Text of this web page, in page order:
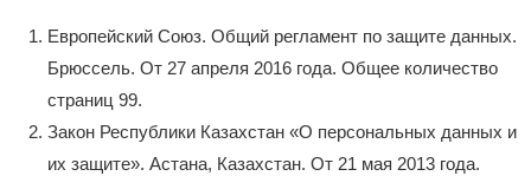
Европейский Союз. Общий регламент по защите данных.
Брюссель. От 27 апреля 2016 года. Общее количество
страниц 99.
Закон Республики Казахстан «О персональных данных и
их защите». Астана, Казахстан. От 21 мая 2013 года.